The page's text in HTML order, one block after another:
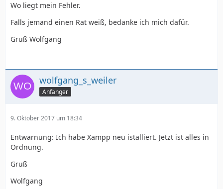
Wo liegt mein Fehler.
Falls jemand einen Rat weiß, bedanke ich mich dafür.
Gruß Wolfgang
wolfgang_s_weiler
Anfänger
9. Oktober 2017 um 18:34
Entwarnung: Ich habe Xampp neu istalliert. Jetzt ist alles in
Ordnung.
Gruß
Wolfgang